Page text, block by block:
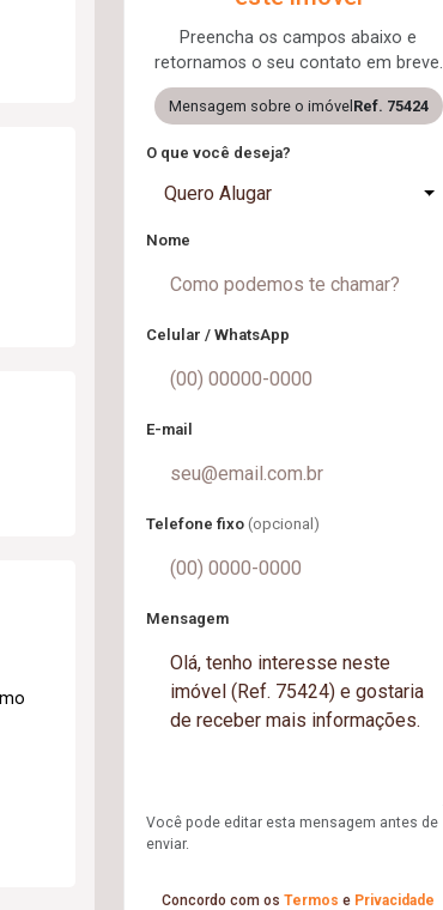
Preencha os campos abaixo e
retornamos o seu contato em breve.
Mensagem sobre o imóvel Ref. 75424
O que você deseja?
Quero Alugar
Nome
Celular / WhatsApp
E-mail
Telefone fixo (opcional)
Mensagem
Você pode editar esta mensagem antes de
enviar.
Concordo com os Termos e Privacidade